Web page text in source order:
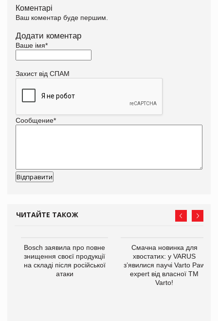
Коментарі
Ваш коментар буде першим.
Додати коментар
Ваше імя*
Захист від СПАМ
Сообщение*
ЧИТАЙТЕ ТАКОЖ
Bosch заявила про повне
знищення своєї продукції
на складі після російської
атаки
Смачна новинка для
хвостатих: у VARUS
з’явилися паучі Varto Paw
expert від власної ТМ
Varto!